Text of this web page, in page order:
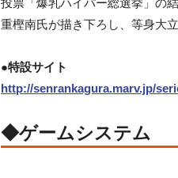
投票「爆乳ハイパー総選挙」の
重樫南氏が描き下ろし、等身大
●特設サイト
http://senrankagura.marv.jp/
◆ゲームシステム